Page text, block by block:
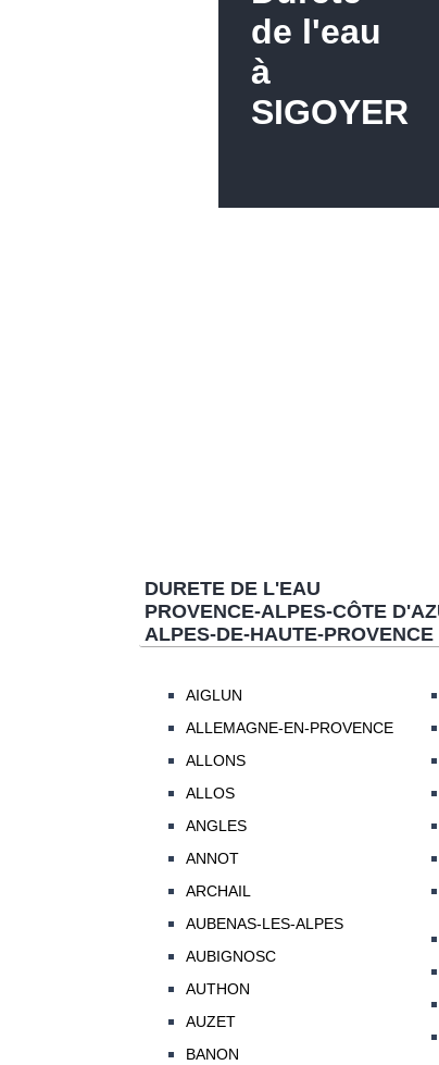
de l'eau
à
SIGOYER
DURETE DE L'EAU
PROVENCE-ALPES-CÔTE
ALPES-DE-HAUTE-PROVENCE
AIGLUN
ALLEMAGNE-EN-PROVENCE
ALLONS
ALLOS
ANGLES
ANNOT
ARCHAIL
AUBENAS-LES-ALPES
AUBIGNOSC
AUTHON
AUZET
BANON